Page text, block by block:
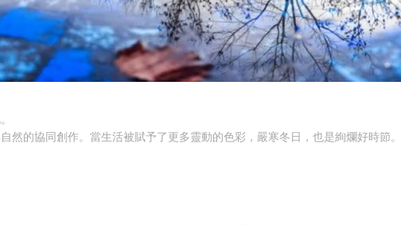
然的協同創作。當生活被賦予了更多靈動的色彩，嚴寒冬日，也是絢爛好時節